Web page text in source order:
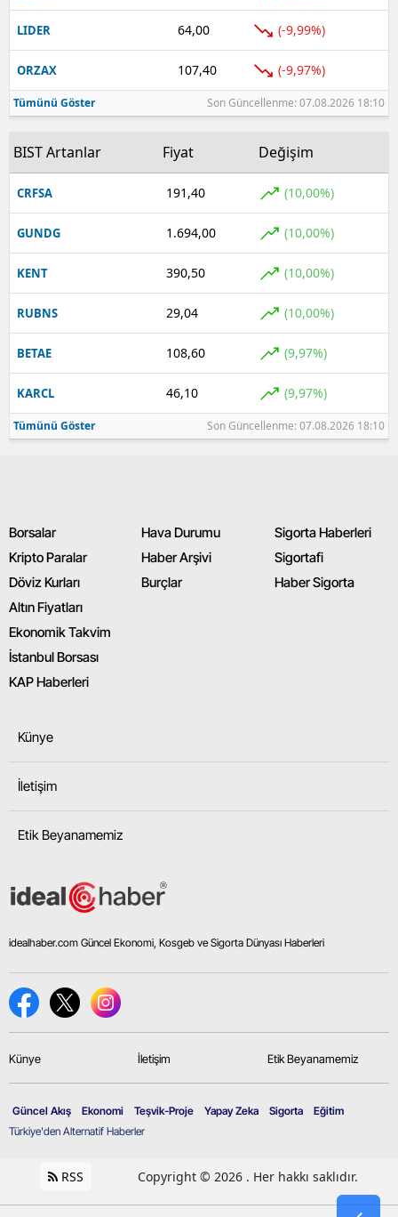
LIDER 64,00 (-9,99%)
ORZAX 107,40 (-9,97%)
Tümünü Göster Son Güncellenme: 07.08.2026 18:10
BIST Artanlar Fiyat Değişim
CRFSA 191,40 (10,00%)
GUNDG 1.694,00 (10,00%)
KENT 390,50 (10,00%)
RUBNS 29,04 (10,00%)
BETAE 108,60 (9,97%)
KARCL 46,10 (9,97%)
Tümünü Göster Son Güncellenme: 07.08.2026 18:10
Borsalar
Kripto Paralar
Döviz Kurları
Altın Fiyatları
Ekonomik Takvim
İstanbul Borsası
KAP Haberleri
Hava Durumu
Haber Arşivi
Burçlar
Sigorta Haberleri
Sigortafi
Haber Sigorta
Künye
İletişim
Etik Beyanamemiz
idealhaber.com Güncel Ekonomi, Kosgeb ve Sigorta Dünyası Haberleri
Künye İletişim Etik Beyanamemiz
Türkiye'den Alternatif Haberler
Güncel Akış Ekonomi Teşvik-Proje Yapay Zeka Sigorta Eğitim
RSS Copyright © 2026 . Her hakkı saklıdır.